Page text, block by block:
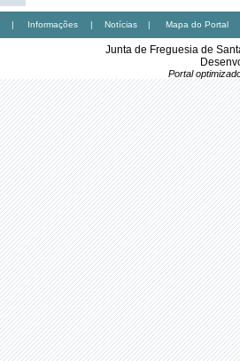
| Informações | Notícias | Mapa do Portal
Junta de Freguesia de
Portal